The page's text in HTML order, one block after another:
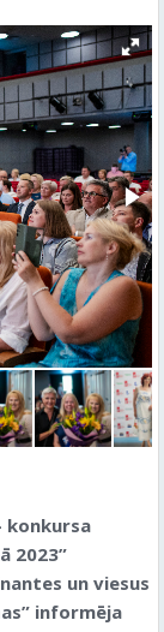
konkursa
2023”
un viesus
informēja